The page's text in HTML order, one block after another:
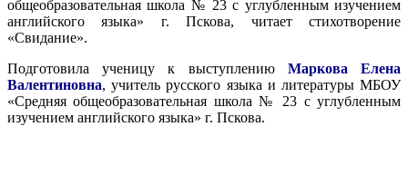
общеобразовательная школа № 23 с углубленным изучением
английского языка» г. Пскова, читает стихотворение
«Свидание».
Подготовила ученицу к выступлению Маркова Елена
Валентиновна, учитель русского языка и литературы МБОУ
«Средняя общеобразовательная школа № 23 с углубленным
изучением английского языка» г. Пскова.